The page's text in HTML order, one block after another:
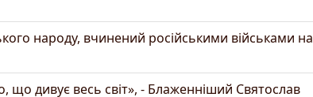
народу, вчинений російськими військами на
що дивує весь світ», - Блаженніший Святослав